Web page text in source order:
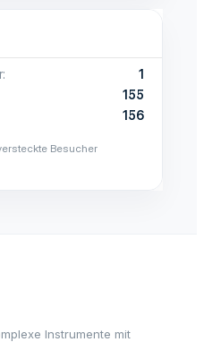
1
155
156
Besucher
Instrumente mit